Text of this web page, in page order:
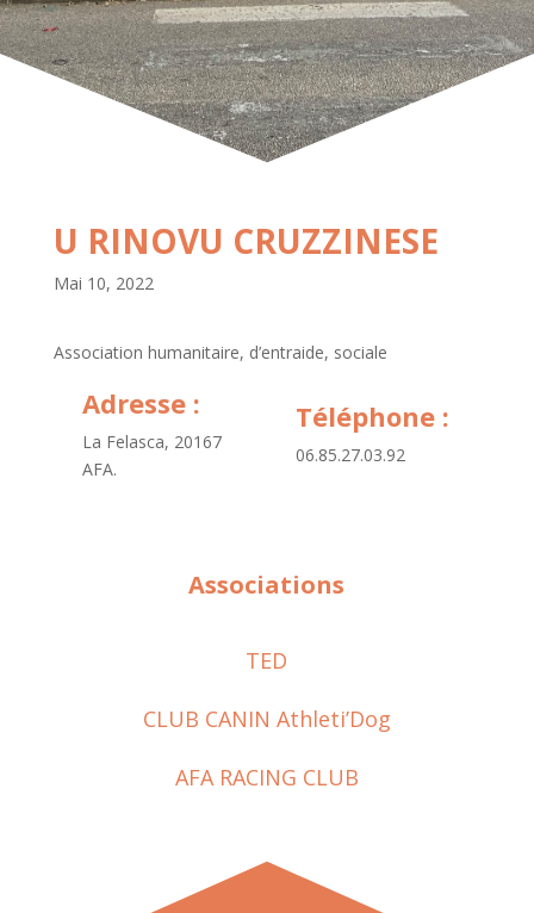
U RINOVU CRUZZINESE
Mai 10, 2022
Association humanitaire, d’entraide, sociale
Adresse :
La Felasca, 20167
AFA.
Téléphone :
06.85.27.03.92
Associations
TED
CLUB CANIN Athleti’Dog
AFA RACING CLUB